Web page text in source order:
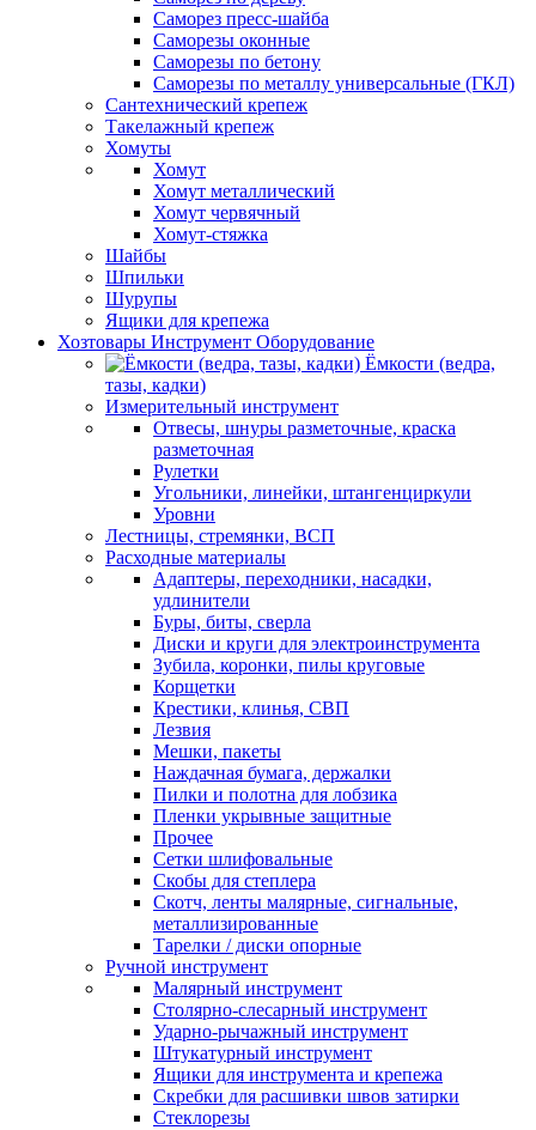
Саморез пресс-шайба
Саморезы оконные
Саморезы по бетону
Саморезы по металлу универсальные (ГКЛ)
Сантехнический крепеж
Такелажный крепеж
Хомуты
Хомут
Хомут металлический
Хомут червячный
Хомут-стяжка
Шайбы
Шпильки
Шурупы
Ящики для крепежа
Хозтовары Инструмент Оборудование
Ёмкости (ведра,
тазы, кадки)
Измерительный инструмент
Отвесы, шнуры разметочные, краска
разметочная
Рулетки
Угольники, линейки, штангенциркули
Уровни
Лестницы, стремянки, ВСП
Расходные материалы
Адаптеры, переходники, насадки,
удлинители
Буры, биты, сверла
Диски и круги для электроинструмента
Зубила, коронки, пилы круговые
Корщетки
Крестики, клинья, СВП
Лезвия
Мешки, пакеты
Наждачная бумага, держалки
Пилки и полотна для лобзика
Пленки укрывные защитные
Прочее
Сетки шлифовальные
Скобы для степлера
Скотч, ленты малярные, сигнальные,
металлизированные
Тарелки / диски опорные
Ручной инструмент
Малярный инструмент
Столярно-слесарный инструмент
Ударно-рычажный инструмент
Штукатурный инструмент
Ящики для инструмента и крепежа
Скребки для расшивки швов затирки
Стеклорезы